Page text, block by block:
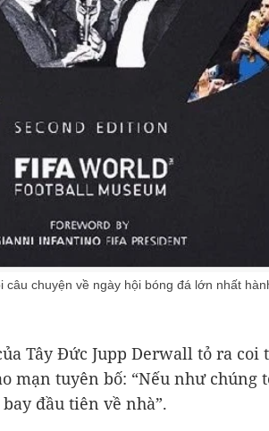
câu chuyện về ngày hội bóng đá lớn nhất
Tây Đức Jupp Derwall tỏ ra coi
mạn tuyên bố: “Nếu như chúng
đầu tiên về nhà”.